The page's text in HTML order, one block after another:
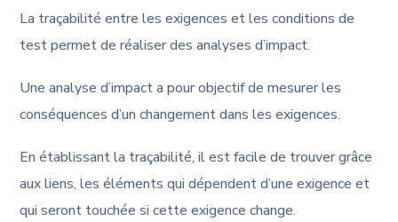
La traçabilité entre les exigences et les conditions de
test permet de réaliser des analyses d’impact.
Une analyse d’impact a pour objectif de mesurer les
conséquences d’un changement dans les exigences.
En établissant la traçabilité, il est facile de trouver grâce
aux liens, les éléments qui dépendent d’une exigence et
qui seront touchée si cette exigence change.